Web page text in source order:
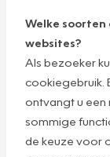
Welke
websites?
Als bezoeker
cookiegebruik.
ontvangt u een
sommige
de keuze voor